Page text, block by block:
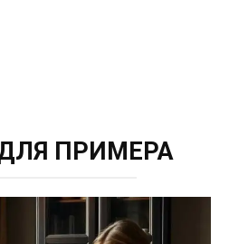
ПPИMEPA